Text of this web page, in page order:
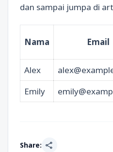
dan sampai jumpa di
Nama Email
Alex
Emily
Share: share